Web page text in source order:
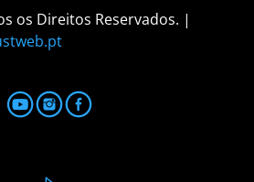
os Direitos Reservados. |